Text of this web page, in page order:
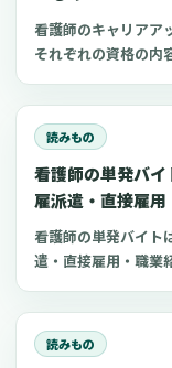
看護師のキャリアア
それぞれの資格の内
方法などが分かれば
もしれません。 今回
での人数などについ
読みもの
看護師の単発バ
雇派遣・直接雇用
看護師の単発バイト
遣・直接雇用・職業
点も整理します。
読みもの